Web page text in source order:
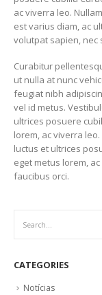
ac viverra leo.
est varius diam, ac
volutpat sapien, nec
Curabitur
ut nulla at nunc
feugiat nibh
vel id metus.
ultrices posuere
lorem, ac viverra
luctus et ultrices
eget metus lorem,
faucibus orci.
CATEGORIES
Notícias